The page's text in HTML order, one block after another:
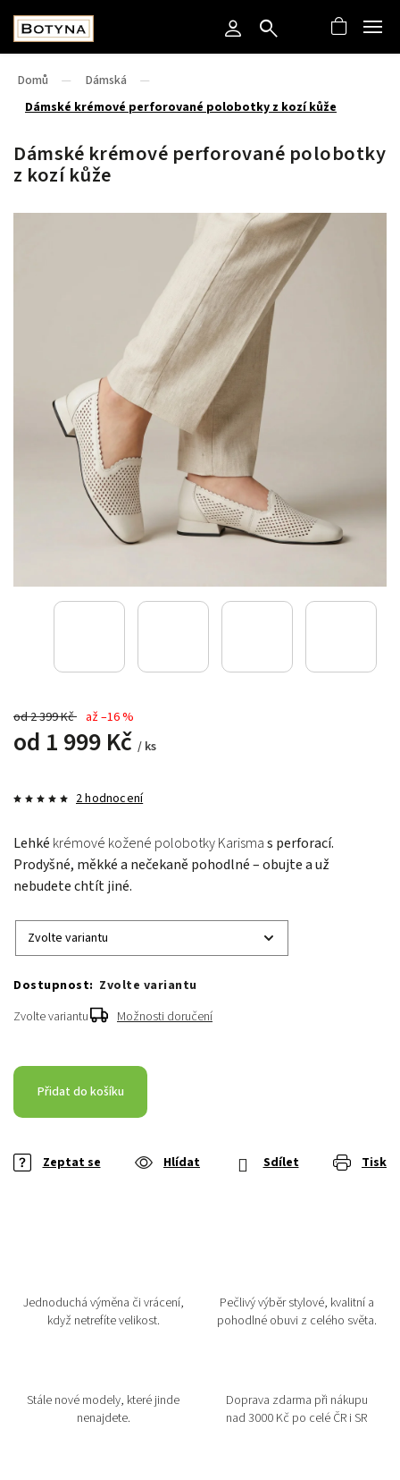
Domů / Dámská
/
Dámské krémové perforované polobotky z kozí kůže
Dámské krémové perforované polobotky
z kozí kůže
od 2 399 Kč až –16 %
od 1 999 Kč / ks
2 hodnocení
Lehké krémové kožené polobotky Karismas perforací.
Prodyšné, měkké a nečekaně pohodlné – obujte a už
nebudete chtít jiné.
Zvolte variantu
Zvolte variantu
Možnosti doručení
Přidat do košíku
Tisk
Zeptat se Hlídat Sdílet
Jednoduchá výměna či vrácení,
když netrefíte velikost.
Pečlivý výběr stylové, kvalitní a
pohodlné obuvi z celého světa.
Stále nové modely, které jinde
nenajdete.
Doprava zdarma při nákupu
nad 3000 Kč po celé ČR i SR